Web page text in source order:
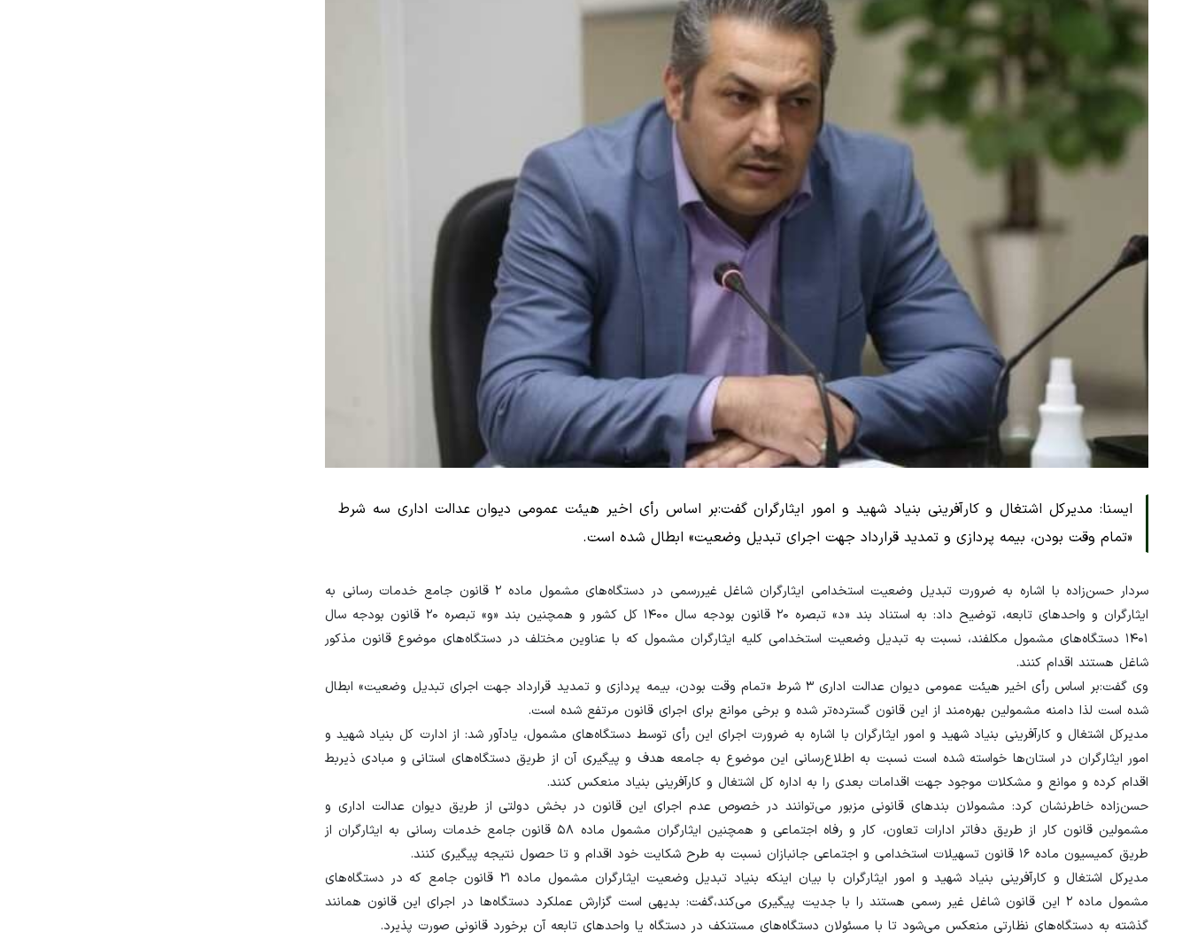
ایسنا: مدیرکل اشتغال و کارآفرینی بنیاد شهید و امور ایثارگران گفت:بر اساس رأی اخیر هیئت عمومی دیوان عدالت اداری سه شرط
«تمام وقت بودن، بیمه پردازی و تمدید قرارداد جهت اجرای تبدیل وضعیت» ابطال شده است.
سردار حسن‌زاده با اشاره به ضرورت تبدیل وضعیت استخدامی ایثارگران شاغل غیررسمی در دستگاه‌های مشمول ماده ۲ قانون جامع خدمات رسانی به
ایثارگران و واحدهای تابعه، توضیح داد: به استناد بند «د» تبصره ۲۰ قانون بودجه سال ۱۴۰۰ کل کشور و همچنین بند «و» تبصره ۲۰ قانون بودجه سال
۱۴۰۱ دستگاه‌های مشمول مکلفند، نسبت به تبدیل وضعیت استخدامی کلیه‌ ایثارگران مشمول که با عناوین مختلف در ‌دستگاه‌های موضوع قانون مذکور
شاغل هستند اقدام کنند.
وی گفت:بر اساس رأی اخیر هیئت عمومی دیوان عدالت اداری ۳ شرط «تمام وقت بودن، بیمه پردازی و تمدید قرارداد جهت اجرای تبدیل وضعیت» ابطال
شده است لذا دامنه مشمولین بهره‌مند از این قانون گسترده‌تر شده و برخی موانع برای اجرای قانون مرتفع شده است.
مدیرکل اشتغال و کارآفرینی بنیاد شهید و امور ایثارگران با اشاره به ضرورت اجرای این رأی توسط دستگاه‌های مشمول، یادآور شد: از ادارت کل بنیاد شهید و
امور ایثارگران در استان‌ها خواسته شده است نسبت به اطلاع‌رسانی این موضوع به جامعه هدف و پیگیری آن از طریق دستگاه‌های استانی و مبادی ذیربط
اقدام کرده و موانع و مشکلات موجود جهت اقدامات بعدی را به اداره کل اشتغال و کارآفرینی بنیاد منعکس کنند.
حسن‌زاده خاطرنشان کرد: مشمولان بندهای قانونی مزبور می‌توانند در خصوص عدم اجرای این قانون در بخش دولتی از طریق دیوان عدالت اداری و
مشمولین قانون کار از طریق دفاتر ادارات تعاون، کار و رفاه اجتماعی و همچنین ایثارگران مشمول ماده ۵۸ قانون جامع خدمات رسانی به ایثارگران از
طریق کمیسیون ماده ۱۶ قانون تسهیلات استخدامی و اجتماعی جانبازان نسبت به طرح شکایت خود اقدام و تا حصول نتیجه پیگیری کنند.
مدیرکل اشتغال و کارآفرینی بنیاد شهید و امور ایثارگران با بیان اینکه بنیاد تبدیل وضعیت ایثارگران مشمول ماده ۲۱ قانون جامع که در دستگاه‌های
مشمول ماده ۲ این قانون شاغل غیر رسمی هستند را با جدیت پیگیری می‌کند،گفت: بدیهی است گزارش عملکرد دستگاه‌ها در اجرای این قانون همانند
گذشته به دستگاه‌های نظارتی منعکس می‌شود تا با مسئولان دستگاه‌های مستنکف در دستگاه یا واحدهای تابعه آن برخورد قانونی صورت پذیرد.